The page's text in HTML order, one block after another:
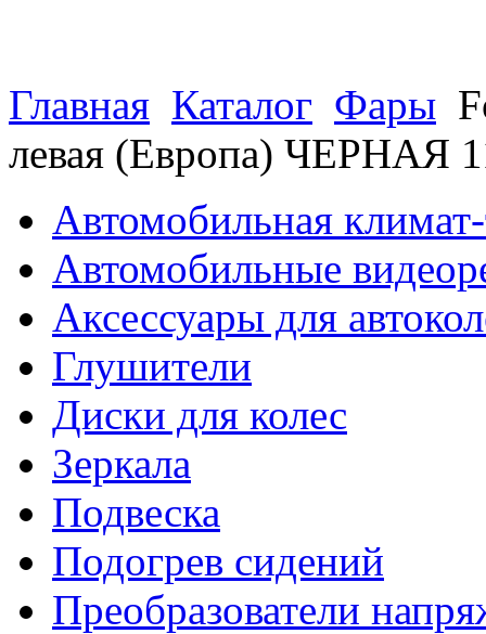
Главная Каталог Фары
левая (Европа) ЧЕРНАЯ
Автомобильная
Автомобильные
Аксессуары для
Глушители
Диски для колес
Зеркала
Подвеска
Подогрев сидений
Преобразователи